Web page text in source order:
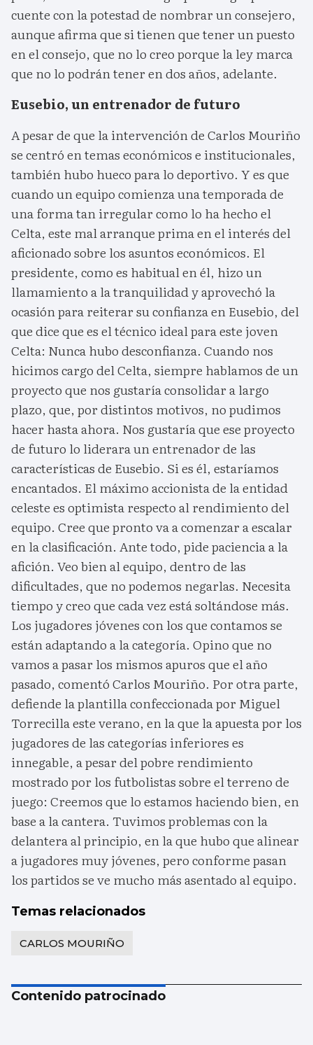
cuente con la potestad de nombrar un consejero,
aunque afirma que si tienen que tener un puesto
en el consejo, que no lo creo porque la ley marca
que no lo podrán tener en dos años, adelante.
Eusebio, un entrenador de futuro
A pesar de que la intervención de Carlos Mouriño
se centró en temas económicos e institucionales,
también hubo hueco para lo deportivo. Y es que
cuando un equipo comienza una temporada de
una forma tan irregular como lo ha hecho el
Celta, este mal arranque prima en el interés del
aficionado sobre los asuntos económicos. El
presidente, como es habitual en él, hizo un
llamamiento a la tranquilidad y aprovechó la
ocasión para reiterar su confianza en Eusebio, del
que dice que es el técnico ideal para este joven
Celta: Nunca hubo desconfianza. Cuando nos
hicimos cargo del Celta, siempre hablamos de un
proyecto que nos gustaría consolidar a largo
plazo, que, por distintos motivos, no pudimos
hacer hasta ahora. Nos gustaría que ese proyecto
de futuro lo liderara un entrenador de las
características de Eusebio. Si es él, estaríamos
encantados. El máximo accionista de la entidad
celeste es optimista respecto al rendimiento del
equipo. Cree que pronto va a comenzar a escalar
en la clasificación. Ante todo, pide paciencia a la
afición. Veo bien al equipo, dentro de las
dificultades, que no podemos negarlas. Necesita
tiempo y creo que cada vez está soltándose más.
Los jugadores jóvenes con los que contamos se
están adaptando a la categoría. Opino que no
vamos a pasar los mismos apuros que el año
pasado, comentó Carlos Mouriño. Por otra parte,
defiende la plantilla confeccionada por Miguel
Torrecilla este verano, en la que la apuesta por los
jugadores de las categorías inferiores es
innegable, a pesar del pobre rendimiento
mostrado por los futbolistas sobre el terreno de
juego: Creemos que lo estamos haciendo bien, en
base a la cantera. Tuvimos problemas con la
delantera al principio, en la que hubo que alinear
a jugadores muy jóvenes, pero conforme pasan
los partidos se ve mucho más asentado al equipo.
Temas relacionados
CARLOS MOURIÑO
Contenido patrocinado